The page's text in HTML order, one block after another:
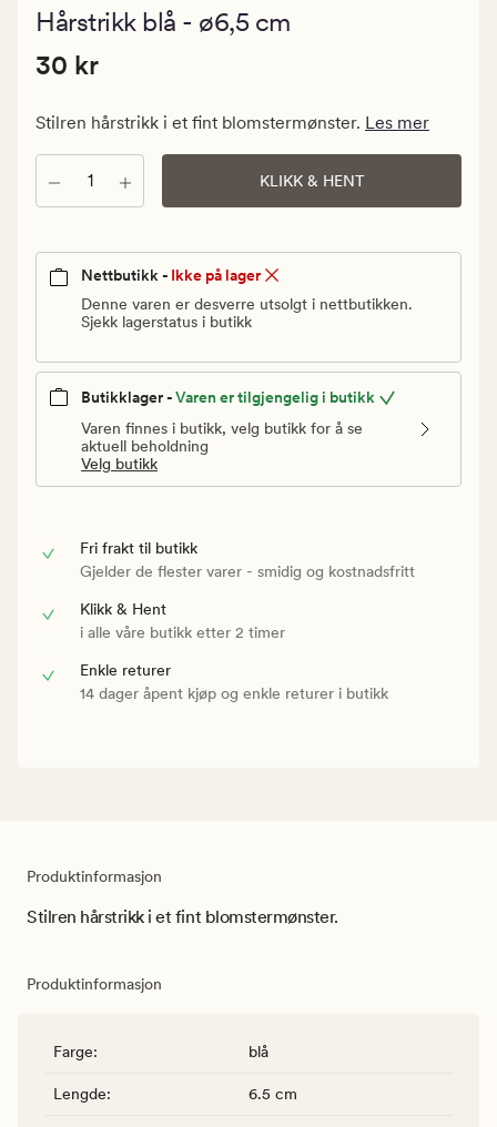
Hårstrikk blå - ø6,5 cm
Pris
kr.
pris
30
Pris 30 kr
30 kr
Stilren hårstrikk i et fint blomstermønster. Les mer
Antall KLIKK & HENT
Nettbutikk - Ikke på lager
Denne varen er desverre utsolgt i nettbutikken.
Sjekk lagerstatus i butikk
Butikklager -Varen er tilgjengelig i butikk
Varen finnes i butikk, velg butikk for å se
aktuell beholdning
Velg butikk
Fri frakt til butikk
Gjelder de flester varer - smidig og kostnadsfritt
Klikk & Hent
i alle våre butikk etter 2 timer
Enkle returer
14 dager åpent kjøp og enkle returer i butikk
Produktinformasjon
Stilren hårstrikk i et fint blomstermønster.
Produktinformasjon
Farge: blå
Lengde: 6.5 cm